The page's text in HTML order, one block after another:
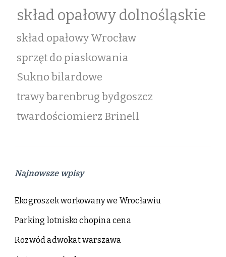
skład opałowy dolnośląskie
skład opałowy Wrocław
sprzęt do piaskowania
Sukno bilardowe
trawy barenbrug bydgoszcz
twardościomierz Brinell
Najnowsze wpisy
Ekogroszek workowany we Wrocławiu
Parking lotnisko chopina cena
Rozwód adwokat warszawa